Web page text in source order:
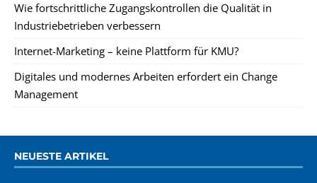
Wie fortschrittliche Zugangskontrollen die Qualität in
Industriebetrieben verbessern
Internet-Marketing – keine Plattform für KMU?
Digitales und modernes Arbeiten erfordert ein Change
Management
NEUESTE ARTIKEL